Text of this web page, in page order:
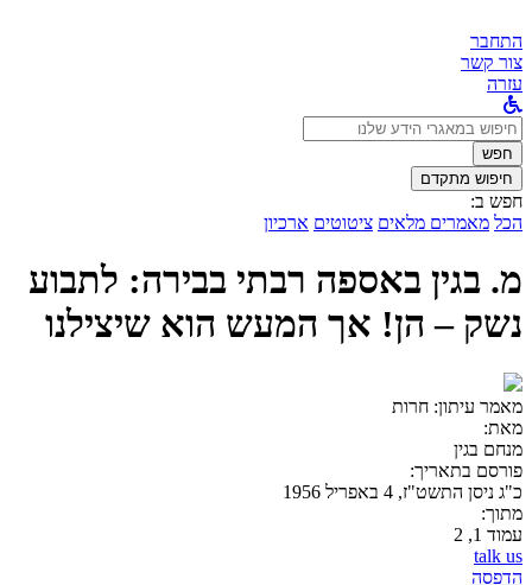
התחבר
צור קשר
עזרה
לחפש
ב:חפש
חיפוש מתקדם
חפש ב:
הכל מאמרים מלאים ציטוטים ארכיון
מ. בגין באספה רבתי בבירה: לתבוע
נשק – הן! אך המעש הוא שיצילנו
מאמר עיתון: חרות
מאת:
מנחם בגין
פורסם בתאריך:
כ"ג ניסן התשט"ז, 4 באפריל 1956
מתוך:
עמוד 1, 2
talk us
הדפסה